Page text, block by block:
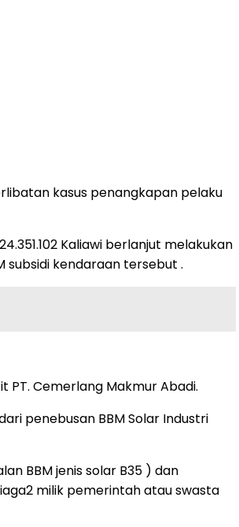
kasus penangkapan pelaku
Kaliawi berlanjut melakukan
subsidi kendaraan tersebut .
Cemerlang Makmur Abadi.
penebusan BBM Solar Industri
BBM jenis solar B35 ) dan
milik pemerintah atau swasta